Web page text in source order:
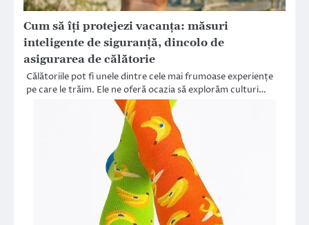
Cum să îți protejezi vacanța: măsuri
inteligente de siguranță, dincolo de
asigurarea de călătorie
Călătoriile pot fi unele dintre cele mai frumoase experiențe
pe care le trăim. Ele ne oferă ocazia să explorăm culturi…